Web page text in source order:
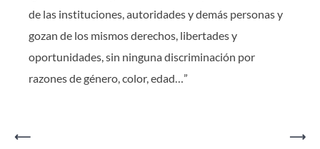
de las instituciones, autoridades y demás personas y
gozan de los mismos derechos, libertades y
oportunidades, sin ninguna discriminación por
razones de género, color, edad…”
Navegación
⟵
⟶